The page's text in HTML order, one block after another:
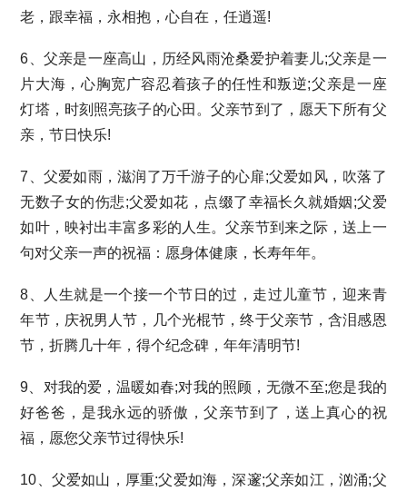
老，跟幸福，永相抱，心自在，任逍遥!
6、父亲是一座高山，历经风雨沧桑爱护着妻儿;父亲是一
片大海，心胸宽广容忍着孩子的任性和叛逆;父亲是一座
灯塔，时刻照亮孩子的心田。父亲节到了，愿天下所有父
亲，节日快乐!
7、父爱如雨，滋润了万千游子的心扉;父爱如风，吹落了
无数子女的伤悲;父爱如花，点缀了幸福长久就婚姻;父爱
如叶，映衬出丰富多彩的人生。父亲节到来之际，送上一
句对父亲一声的祝福：愿身体健康，长寿年年。
8、人生就是一个接一个节日的过，走过儿童节，迎来青
年节，庆祝男人节，几个光棍节，终于父亲节，含泪感恩
节，折腾几十年，得个纪念碑，年年清明节!
9、对我的爱，温暖如春;对我的照顾，无微不至;您是我的
好爸爸，是我永远的骄傲，父亲节到了，送上真心的祝
福，愿您父亲节过得快乐!
10、父爱如山，厚重;父爱如海，深邃;父亲如江，汹涌;父